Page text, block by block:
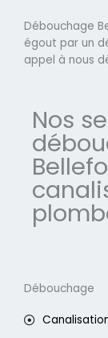
Débouchage
égout par un
appel à nous
Nos
Débouchage